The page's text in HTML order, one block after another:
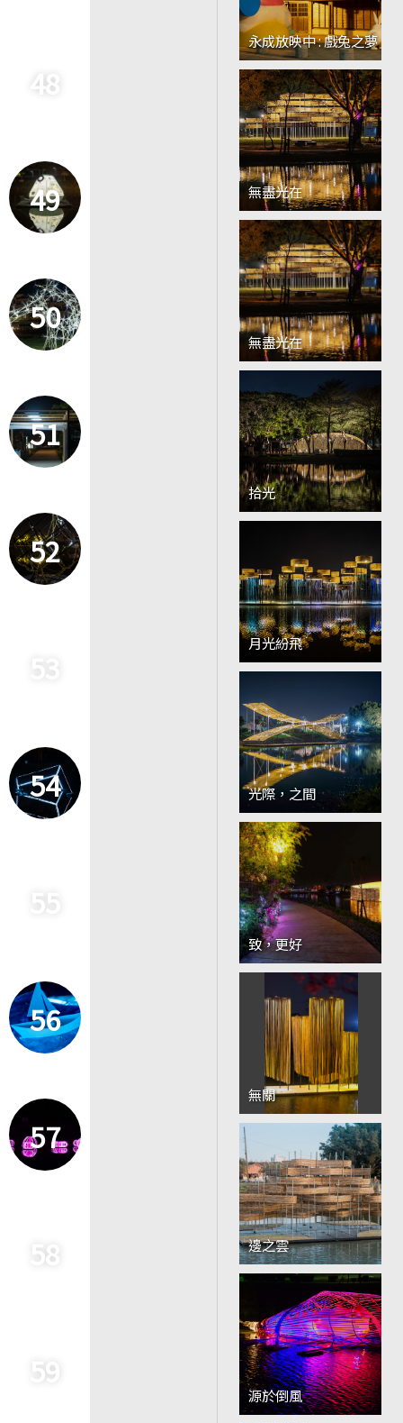
48
49
50
51
52
53
54
55
56
57
58
59
永成放映中 : 戲兔之夢
無盡光在
無盡光在
拾光
月光紛飛
光際，之間
致，更好
無關
邊之雲
源於倒風